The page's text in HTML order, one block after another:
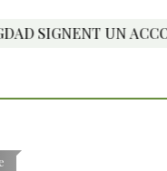
UN ACCORD D’UN